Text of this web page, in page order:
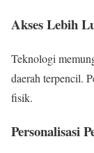
Akses Lebih
Teknologi
daerah terpencil.
fisik.
Personalisasi